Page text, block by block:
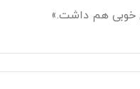
خوبی هم داشت.»